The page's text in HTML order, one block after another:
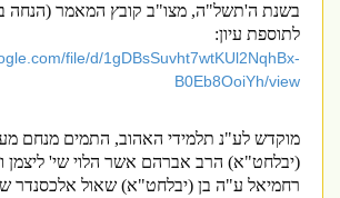
בשנת ה'תשל"ה, מצו"ב קובץ המאמר (הנחה
לתוספת עיון:
file/d/1gDBsSuvht7wtKUl2NqhBx-
B0Eb8OoiYh/view
מוקדש לע"נ תלמידי האהוב, התמים מנחם
(יבלחט"א) הרב אברהם אשר הלוי שי' ליצמן
רחמיאל ע"ה בן (יבלחט"א) שאול אלכסנדר שי'